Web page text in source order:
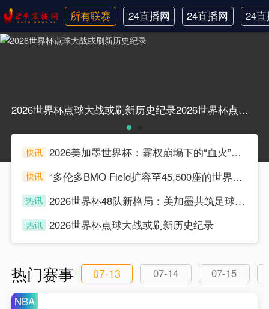
所有联赛
24直播网
日职联
24直播网
中甲
24
韩
2026世界杯点球大战或刷新历史纪录2026世界杯点球大战或刷新历史纪录
快讯
2026美加墨世界杯：霸权崩塌下的“血火”狂欢
快讯
“多伦多BMO Field扩容至45,500座的世界杯声场适配性仿真分析（2026）”
热讯
2026世界杯48队新格局：美加墨共筑足球盛宴，北美势力版图全面重构
热讯 2026世界杯点球大战或刷新历史纪录
热门赛事 07-13 07-14
07-15
NBA